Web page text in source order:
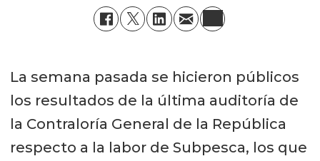
La semana pasada se hicieron públicos
los resultados de la última auditoría de
la Contraloría General de la República
respecto a la labor de Subpesca, los que